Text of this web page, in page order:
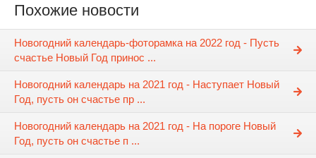
Похожие новости
Новогодний календарь-фоторамка на 2022 год - Пусть
счастье Новый Год принос ...
Новогодний календарь на 2021 год - Наступает Новый
Год, пусть он счастье пр ...
Новогодний календарь на 2021 год - На пороге Новый
Год, пусть он счастье п ...